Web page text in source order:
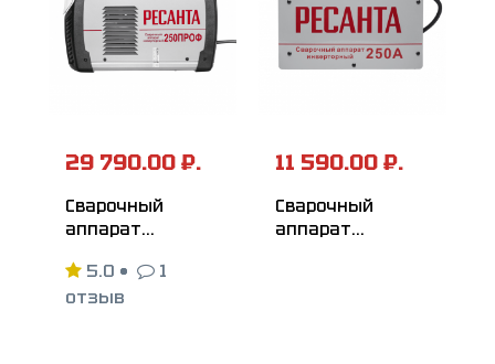
29 790.00 ₽.
Сварочный
аппарат
РЕСАНТА
САИ-250ПРОФ
5.0 •
1
отзыв
11 590.00 ₽.
Сварочный
аппарат